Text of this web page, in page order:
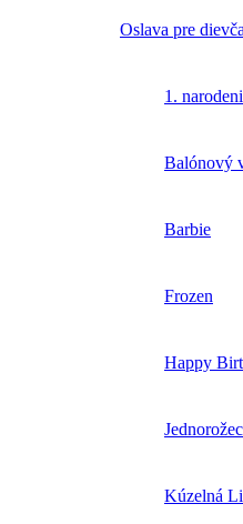
Oslava pre dievča
1.
Balónový
Barbie
Frozen
Happy
Kúzelná